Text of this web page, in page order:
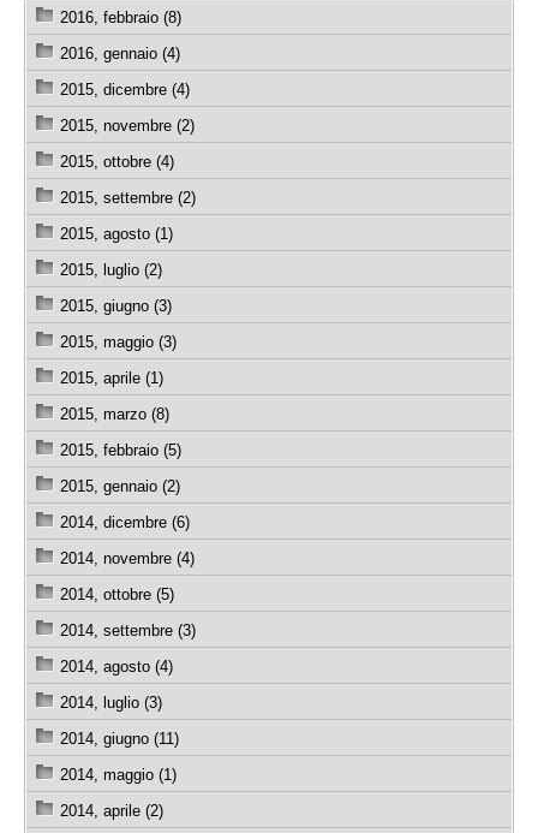
2016, febbraio (8)
2016, gennaio (4)
2015, dicembre (4)
2015, novembre (2)
2015, ottobre (4)
2015, settembre (2)
2015, agosto (1)
2015, luglio (2)
2015, giugno (3)
2015, maggio (3)
2015, aprile (1)
2015, marzo (8)
2015, febbraio (5)
2015, gennaio (2)
2014, dicembre (6)
2014, novembre (4)
2014, ottobre (5)
2014, settembre (3)
2014, agosto (4)
2014, luglio (3)
2014, giugno (11)
2014, maggio (1)
2014, aprile (2)